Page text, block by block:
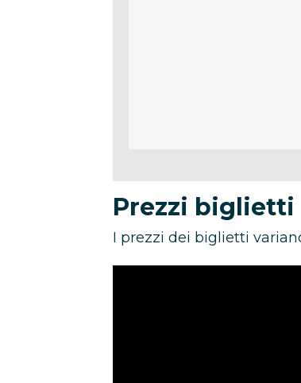
Prezzi biglietti
I prezzi dei biglietti